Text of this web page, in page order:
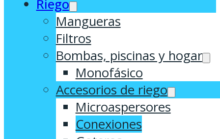
Riego
Mangueras
Filtros
Bombas, piscinas y hogar
Monofásico
Accesorios de riego
Microaspersores
Conexiones